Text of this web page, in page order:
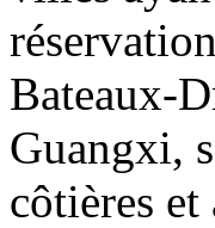
Bateaux-
Guangxi,
côtières